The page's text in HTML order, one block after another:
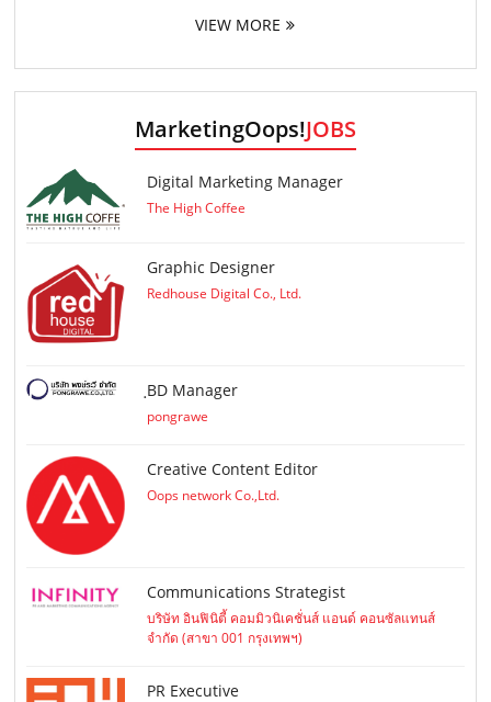
VIEW MORE
MarketingOops!JOBS
Digital Marketing Manager
The High Coffee
Graphic Designer
Redhouse Digital Co., Ltd.
ฺBD Manager
pongrawe
Creative Content Editor
Oops network Co.,Ltd.
Communications Strategist
บริษัท อินฟินิตี้ คอมมิวนิเคชั่นส์ แอนด์ คอนซัลแทนส์
จำกัด (สาขา 001 กรุงเทพฯ)
PR Executive